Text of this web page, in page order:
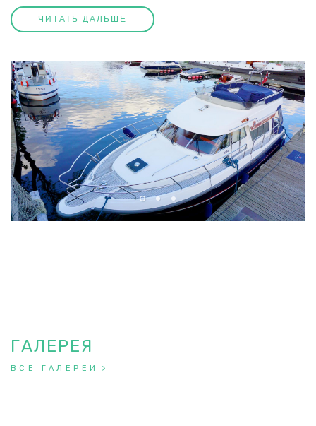
ЧИТАТЬ ДАЛЬШЕ
ГАЛЕРЕЯ
ВСЕ ГАЛЕРЕИ